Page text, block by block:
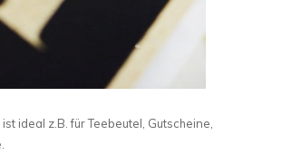
ideal z.B. für Teebeutel, Gutscheine,